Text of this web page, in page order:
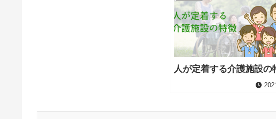
人が定着する介護施設の